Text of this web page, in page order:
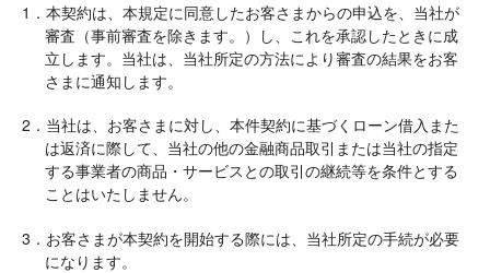
1．本契約は、本規定に同意したお客さまからの申込を、当社が
審査（事前審査を除きます。）し、これを承認したときに成
立します。当社は、当社所定の方法により審査の結果をお客
さまに通知します。
2．当社は、お客さまに対し、本件契約に基づくローン借入また
は返済に際して、当社の他の金融商品取引または当社の指定
する事業者の商品・サービスとの取引の継続等を条件とする
ことはいたしません。
3．お客さまが本契約を開始する際には、当社所定の手続が必要
になります。